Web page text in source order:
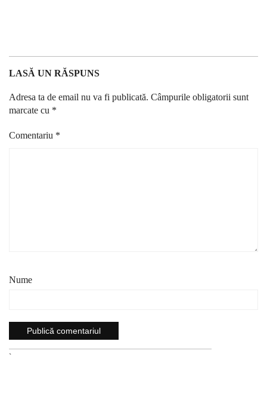
LASĂ UN RĂSPUNS
Adresa ta de email nu va fi publicată. Câmpurile obligatorii sunt
marcate cu *
Comentariu *
Nume
`